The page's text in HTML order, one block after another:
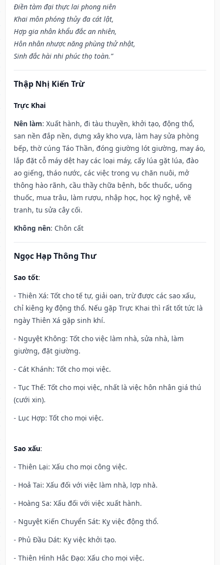
Điền tàm đại thực lai phong niên
Khai môn phóng thủy đa cát lật,
Hợp gia nhân khẩu đắc an nhiên,
Hôn nhân nhược năng phùng thử nhật,
Sinh đắc hài nhi phúc thọ toàn.”
Thập Nhị Kiến Trừ
Trực Khai
Nên làm: Xuất hành, đi tàu thuyền, khởi tạo, động thổ,
san nền đắp nền, dựng xây kho vựa, làm hay sửa phòng
bếp, thờ cúng Táo Thần, đóng giường lót giường, may áo,
lắp đặt cỗ máy dệt hay các loại máy, cấy lúa gặt lúa, đào
ao giếng, tháo nước, các việc trong vụ chăn nuôi, mở
thông hào rãnh, cầu thầy chữa bệnh, bốc thuốc, uống
thuốc, mua trâu, làm rượu, nhập học, học kỹ nghệ, vẽ
tranh, tu sửa cây cối.
Không nên: Chôn cất
Ngọc Hạp Thông Thư
Sao tốt:
- Thiên Xá: Tốt cho tế tự, giải oan, trừ được các sao xấu,
chỉ kiêng kỵ động thổ. Nếu gặp Trực Khai thì rất tốt tức là
ngày Thiên Xá gặp sinh khí.
- Nguyệt Không: Tốt cho việc làm nhà, sửa nhà, làm
giường, đặt giường.
- Cát Khánh: Tốt cho mọi việc.
- Tục Thế: Tốt cho mọi việc, nhất là việc hôn nhân giá thú
(cưới xin).
- Lục Hợp: Tốt cho mọi việc.
Sao xấu:
- Thiên Lại: Xấu cho mọi công việc.
- Hoả Tai: Xấu đối với việc làm nhà, lợp nhà.
- Hoàng Sa: Xấu đối với việc xuất hành.
- Nguyệt Kiến Chuyển Sát: Kỵ việc động thổ.
- Phủ Đầu Dát: Kỵ việc khởi tạo.
- Thiên Hình Hắc Đạo: Xấu cho mọi việc.